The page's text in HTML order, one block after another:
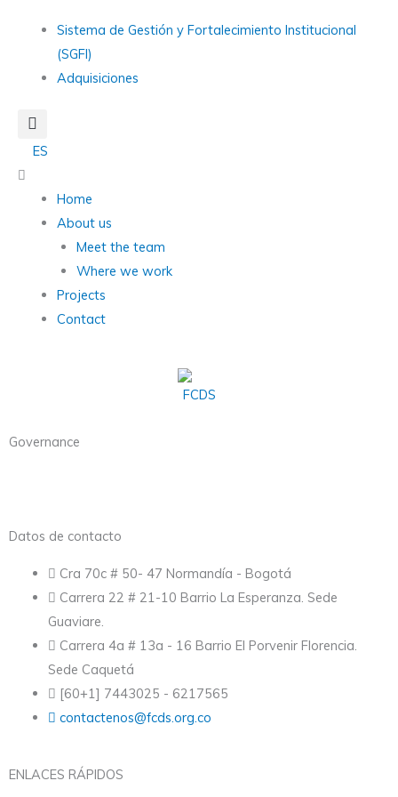
Main
Sistema de Gestión y Fortalecimiento Institucional
(SGFI)
Adquisiciones
ES
Main
Menu
Home
About us
Meet the team
Where we work
Projects
Contact
Governance
Datos de contacto
Cra 70c # 50- 47 Normandía - Bogotá
Carrera 22 # 21-10 Barrio La Esperanza. Sede
Guaviare.
Carrera 4a # 13a - 16 Barrio El Porvenir Florencia.
Sede Caquetá
[60+1] 7443025 - 6217565
contactenos@fcds.org.co
ENLACES RÁPIDOS